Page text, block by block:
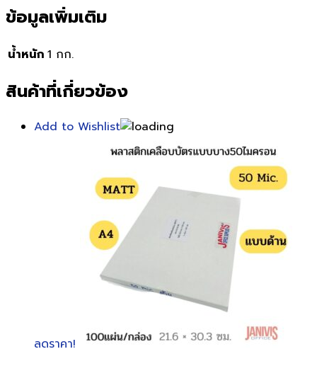
ข้อมูลเพิ่มเติม
น้ำหนัก 1 กก.
สินค้าที่เกี่ยวข้อง
Add to Wishlist
ลดราคา!